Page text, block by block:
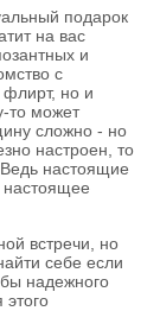
подарок
на вас
и
с
флирт, но и
то может
сложно - но
настроен, то
настоящие
настоящее
встречи, но
себе если
надежного